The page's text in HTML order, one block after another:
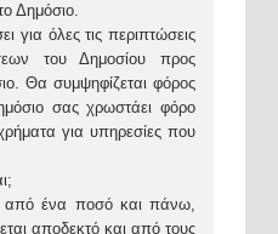
Δημόσιο.
όλες τις περιπτώσεις
του Δημοσίου προς
Θα συμψηφίζεται φόρος
σας χρωστάει φόρο
για υπηρεσίες που
από ένα ποσό και πάνω,
αποδεκτό και από τους